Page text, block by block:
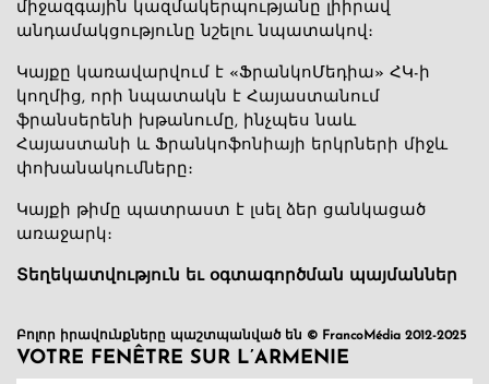
միջազգային կազմակերպությանը լիիրավ
անդամակցությունը նշելու նպատակով։
Կայքը կառավարվում է «ՖրանկոՄեդիա» ՀԿ-ի
կողմից, որի նպատակն է Հայաստանում
ֆրանսերենի խթանումը, ինչպես նաև
Հայաստանի և Ֆրանկոֆոնիայի երկրների միջև
փոխանակումները։
Կայքի թիմը պատրաստ է լսել ձեր ցանկացած
առաջարկ։
Տեղեկատվություն եւ օգտագործման պայմաններ
Բոլոր իրավունքները պաշտպանված են © FrancoMédia 2012-2025
VOTRE FENÊTRE SUR L’ARMENIE